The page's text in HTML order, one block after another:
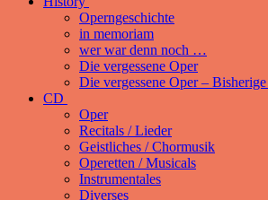
Operngeschichte
in memoriam
wer war denn noch …
Die vergessene Oper
Die vergessene Oper –
CD
Oper
Recitals / Lieder
Geistliches / Chormusik
Operetten / Musicals
Instrumentales
Diverses